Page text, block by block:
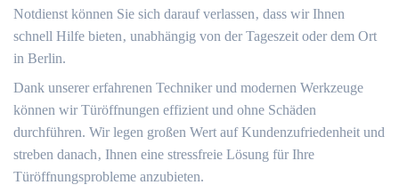
Notdienst können Sie sich darauf verlassen‚ dass wir Ihnen
schnell Hilfe bieten‚ unabhängig von der Tageszeit oder dem Ort
in Berlin.​
Dank unserer erfahrenen Techniker und modernen Werkzeuge
können wir Türöffnungen effizient und ohne Schäden
durchführen.​ Wir legen großen Wert auf Kundenzufriedenheit und
streben danach‚ Ihnen eine stressfreie Lösung für Ihre
Türöffnungsprobleme anzubieten.​